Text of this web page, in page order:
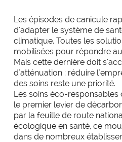
Biologie médicale
expertise_biologie_medicale
Blocs Opératoires
expertise_blocs_operatoires
Cooperation Territoriale
expertise_coop_territoriales_ght
Expérience Patient
expertise_usagers_aidants_exp_patient
Gouvernance et
expertise_gouv_et_strat_etablissement
HAD
expertise_had
offre_plateformedata300 Plateforme
Des tableaux de bord
identifier et activer vos
observatoire_ia Observatoire IA
L'observatoire des
recense des solutions IA
pour les structures
Les épisodes de canicule
d'adapter le système de
climatique. Toutes les
mobilisées pour répondre
Mais cette dernière doit
d'atténuation : réduire
des soins reste une priorité.
Les soins éco-
le premier levier de
par la feuille de route
écologique en santé, ce
dans de nombreux